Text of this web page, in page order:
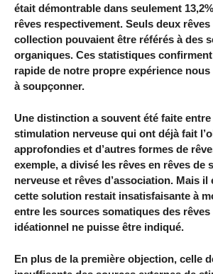
était démontrable dans seulement
rêves respectivement. Seuls deux
collection pouvaient être référés à des
organiques. Ces statistiques confirment
rapide de notre propre expérience nous
à soupçonner.
Une distinction a souvent été faite
stimulation nerveuse qui ont déjà fait
approfondies et d’autres formes de
exemple, a divisé les rêves en rêves de
nerveuse et rêves d’association. Mais il
cette solution restait insatisfaisante à
entre les sources somatiques des
idéationnel ne puisse être indiqué.
En plus de la première objection, celle